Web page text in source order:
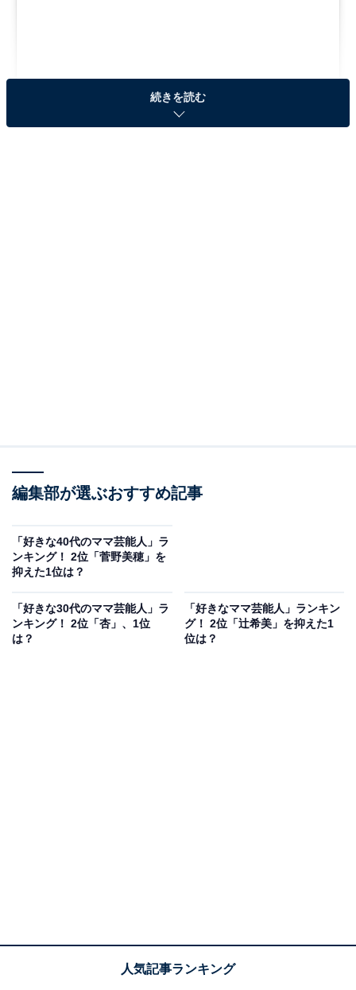
バーで、現在はタレントとして活動。2019年に俳優の廣
瀬智紀さんと結婚しています。ドラマや映画への出演な
育児に奮闘しているようです。
回答者からは「見た目が若い」（神奈川県／30代男
性）、「SNS等での発信が少ないのでママタレントのイ
メージが強くありません」（千葉県／40代男性）、「幼
続きを読む
編集部が選ぶおすすめ記事
「好きな40代のママ芸能人」ラ
ンキング！ 2位「菅野美穂」を
抑えた1位は？
「好きな30代のママ芸能人」ラ
ンキング！ 2位「杏」、1位
は？
「好きなママ芸能人」ランキン
グ！ 2位「辻希美」を抑えた1
位は？